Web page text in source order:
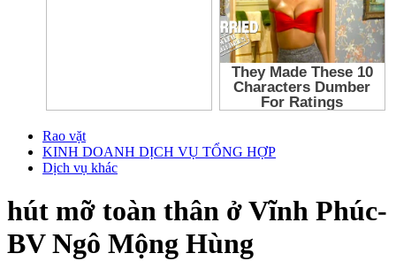
Rao vặt
KINH DOANH DỊCH VỤ TỔNG HỢP
Dịch vụ khác
hút mỡ toàn thân ở Vĩnh Phúc-
BV Ngô Mộng Hùng